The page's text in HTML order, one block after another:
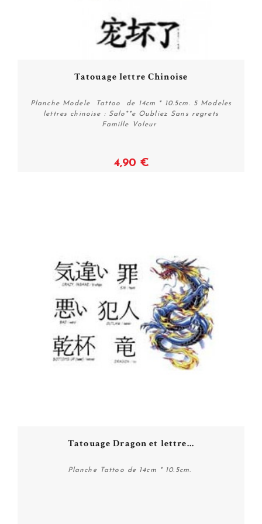
Acheter
Tatouage lettre Chinoise
Planche Modele Tattoo de 14cm * 10.5cm. 5 Modeles
lettres chinoise : Salo**e Oubliez Sans regrets
Famille Voleur
4,90 €
Tatouage Dragon et lettre...
Planche Tattoo de 14cm * 10.5cm.